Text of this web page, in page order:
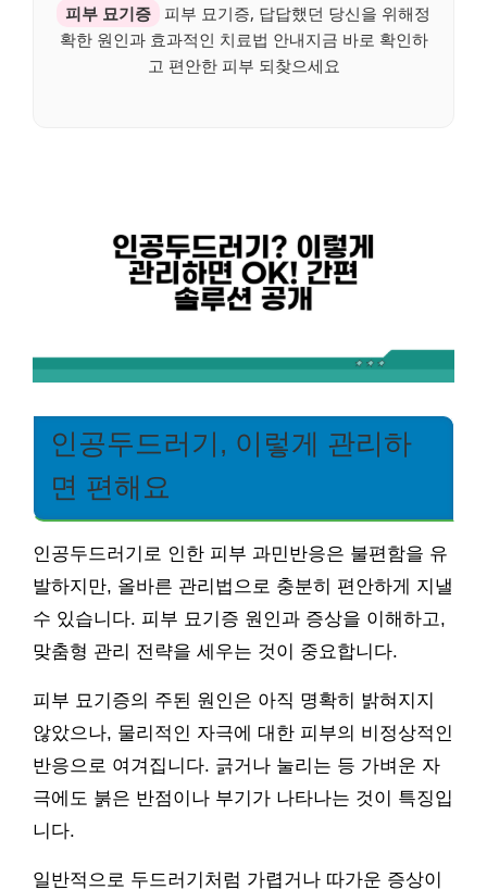
피부 묘기증
피부 묘기증, 답답했던 당신을 위해정
확한 원인과 효과적인 치료법 안내지금 바로 확인하
고 편안한 피부 되찾으세요
인공두드러기, 이렇게 관리하
면 편해요
인공두드러기로 인한 피부 과민반응은 불편함을 유
발하지만, 올바른 관리법으로 충분히 편안하게 지낼
수 있습니다. 피부 묘기증 원인과 증상을 이해하고,
맞춤형 관리 전략을 세우는 것이 중요합니다.
피부 묘기증의 주된 원인은 아직 명확히 밝혀지지
않았으나, 물리적인 자극에 대한 피부의 비정상적인
반응으로 여겨집니다. 긁거나 눌리는 등 가벼운 자
극에도 붉은 반점이나 부기가 나타나는 것이 특징입
니다.
일반적으로 두드러기처럼 가렵거나 따가운 증상이